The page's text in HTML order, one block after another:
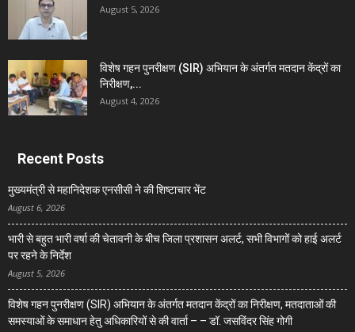
August 5, 2026
विशेष गहन पुनरीक्षण (SIR) अभियान के अंतर्गत मतदान केंद्रों का
निरीक्षण,...
August 4, 2026
Recent Posts
मुख्यमंत्री से महानिदेशक एनसीसी ने की शिष्टाचार भेंट
August 6, 2026
भारी से बहुत भारी वर्षा की चेतावनी के बीच जिला प्रशासन अलर्ट, सभी विभागों को हाई अलर्ट
पर रहने के निर्देश
August 5, 2026
विशेष गहन पुनरीक्षण (SIR) अभियान के अंतर्गत मतदान केंद्रों का निरीक्षण, मतदाताओं की
समस्याओं के समाधान हेतु अधिकारियों से की वार्ता – – डॉ. जसविंदर सिंह गोगी